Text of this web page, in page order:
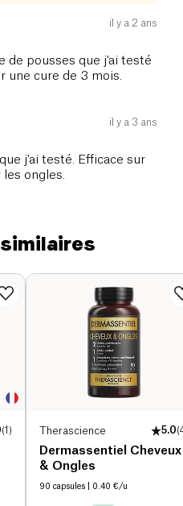
il y a 2 ans
de pousses que j'ai testé
une cure de 3 mois.
il y a 3 ans
j'ai testé. Efficace sur
les ongles.
(1 ) Therascience 5.0(
Dermassentiel Cheveux
& Ongles
90 capsules | 0.40 €/u